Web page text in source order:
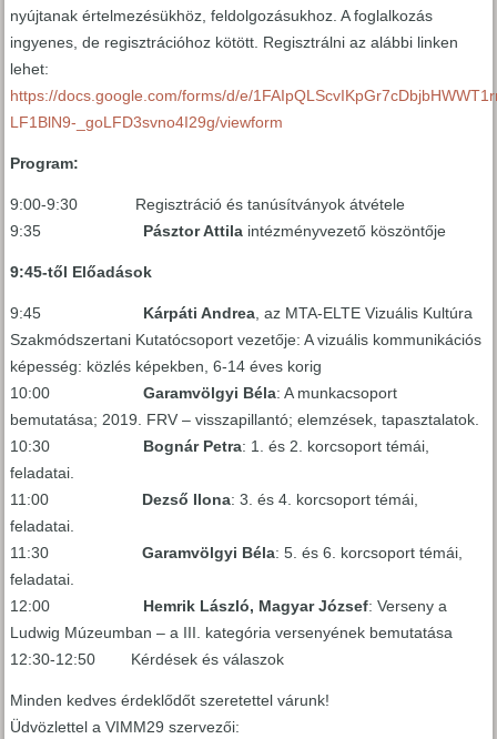
nyújtanak értelmezésükhöz, feldolgozásukhoz. A foglalkozás
ingyenes, de regisztrációhoz kötött. Regisztrálni az alábbi linken
lehet:
https://docs.google.com/forms/d/e/
LF1BlN9-_goLFD3svno4I29g/viewform
Program:
9:00-9:30 Regisztráció és tanúsítványok átvétele
9:35 Pásztor Attila intézményvezető köszöntője
9:45-től Előadások
9:45 Kárpáti Andrea , az MTA-ELTE Vizuális Kultúra
Szakmódszertani Kutatócsoport vezetője: A vizuális kommunikációs
képesség: közlés képekben, 6-14 éves korig
10:00Garamvölgyi Béla: A munkacsoport
bemutatása; 2019. FRV – visszapillantó; elemzések, tapasztalatok.
10:30 Bognár Petra: 1. és 2. korcsoport témái,
feladatai.
11:00 Dezső Ilona: 3. és 4. korcsoport témái,
feladatai.
11:30Garamvölgyi Béla: 5. és 6. korcsoport témái,
feladatai.
12:00 Hemrik László, Magyar József: Verseny a
Ludwig Múzeumban – a III. kategória versenyének bemutatása
12:30-12:50 Kérdések és válaszok
Minden kedves érdeklődőt szeretettel várunk!
Üdvözlettel a VIMM29 szervezői: